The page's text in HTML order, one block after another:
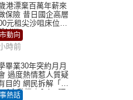
港漂棄百萬年薪來
保險 昔日國企高層
元租尖沙咀床位｜
Million
動向
時前
畢業30年突約月月
過度熱情惹人質疑
目的 網民拆解「扮
4大動機｜Juicy叮
熱話